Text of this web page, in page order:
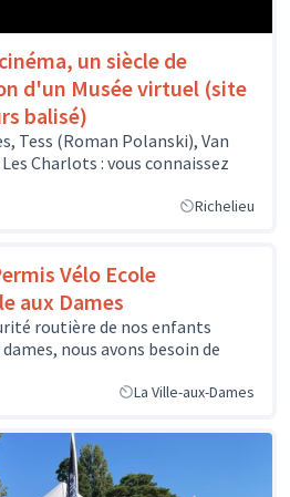
un siècle de
d'un Musée virtuel (site
balisé)
Tess (Roman Polanski), Van
Charlots : vous connaissez
Richelieu
Vélo Ecole
aux Dames
routière de nos enfants
nous avons besoin de
La Ville-aux-Dames